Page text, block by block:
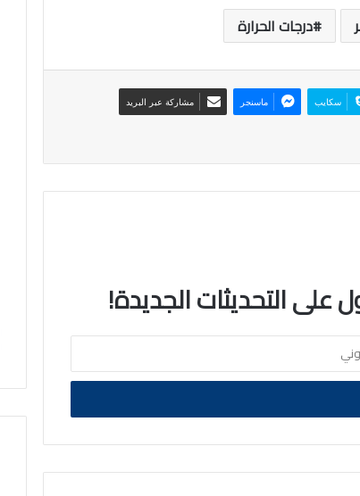
درجات الحرارة
سكايب ماسنجر مشاركة عبر البريد
على التحديثات الجديدة!